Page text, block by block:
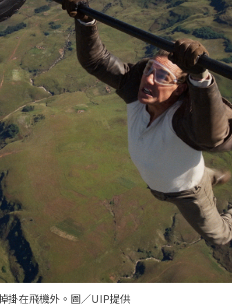
掛在飛機外。圖／UIP提供